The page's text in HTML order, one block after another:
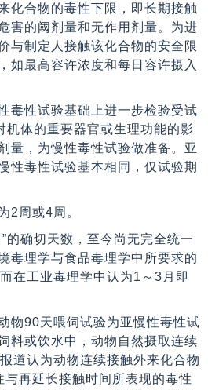
化合物的毒性下限，即长期接触
害的阈剂量和无作用剂量。为进
与制定人接触该化合物的安全限
如最高容许浓度和每日容许摄入
毒性试验基础上进一步检验受试
机体的重要器官或生理功能的影
量，为慢性毒性试验做准备。亚
性毒性试验基本相同，仅试验期
2周或4周。
的确切天数，至今尚无完全统一
毒理学与食品毒理学中所要求的
在工业毒理学中认为1～3月即
物90天喂饲试验为亚慢性毒性试
料或饮水中，动物自然摄取连续
道认为动物连续接触外来化合物
再延长接触时间所表现的毒性